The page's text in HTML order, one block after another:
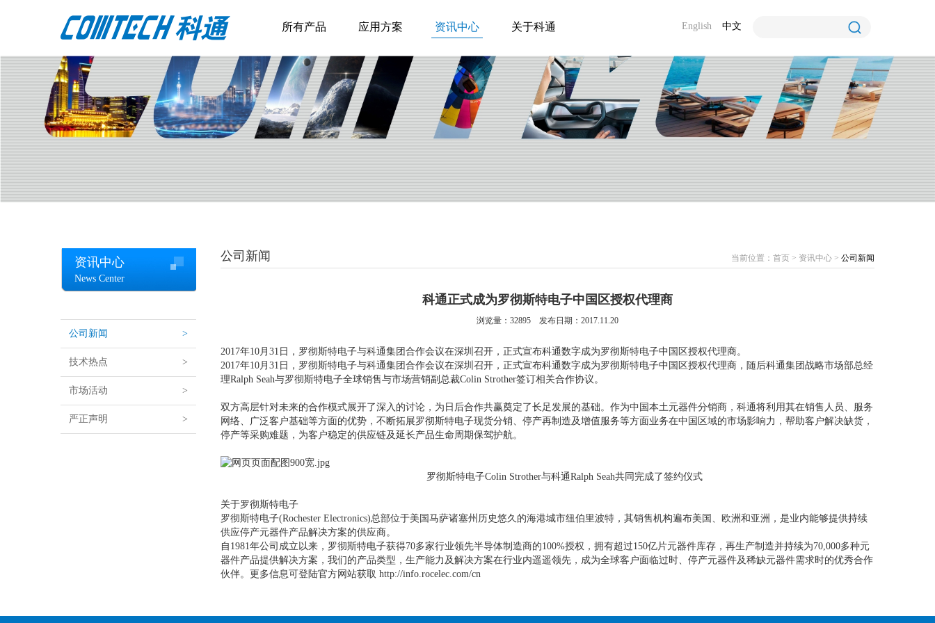
所有产品 应用方案 资讯中心 关于科通 English 中文
资讯中心
News Center
公司新闻 >
技术热点 >
市场活动 >
严正声明 >
公司新闻 当前位置： 首页 > 资讯中心 > 公司新闻
科通正式成为罗彻斯特电子中国区授权代理商
浏览量： 32895 发布日期：2017.11.20
2017年10月31日，罗彻斯特电子与科通集团合作会议在深圳召开，正式宣布科通数字成为罗彻斯特电子中国区授权代理商。
2017年10月31日，罗彻斯特电子与科通集团合作会议在深圳召开，正式宣布科通数字成为罗彻斯特电子中国区授权代理商，随后科通集团战略市场部总经
理Ralph Seah与罗彻斯特电子全球销售与市场营销副总裁Colin Strother签订相关合作协议。
双方高层针对未来的合作模式展开了深入的讨论，为日后合作共赢奠定了长足发展的基础。作为中国本土元器件分销商，科通将利用其在销售人员、服务
网络、广泛客户基础等方面的优势，不断拓展罗彻斯特电子现货分销、停产再制造及增值服务等方面业务在中国区域的市场影响力，帮助客户解决缺货，
停产等采购难题，为客户稳定的供应链及延长产品生命周期保驾护航。
罗彻斯特电子Colin Strother与科通Ralph Seah共同完成了签约仪式
关于罗彻斯特电子
罗彻斯特电子(Rochester Electronics)总部位于美国马萨诸塞州历史悠久的海港城市纽伯里波特，其销售机构遍布美国、欧洲和亚洲，是业内能够提供持续
供应停产元器件产品解决方案的供应商。
自1981年公司成立以来，罗彻斯特电子获得70多家行业领先半导体制造商的100%授权，拥有超过150亿片元器件库存，再生产制造并持续为70,000多种元
器件产品提供解决方案，我们的产品类型，生产能力及解决方案在行业内遥遥领先，成为全球客户面临过时、停产元器件及稀缺元器件需求时的优秀合作
伙伴。更多信息可登陆官方网站获取 http://info.rocelec.com/cn